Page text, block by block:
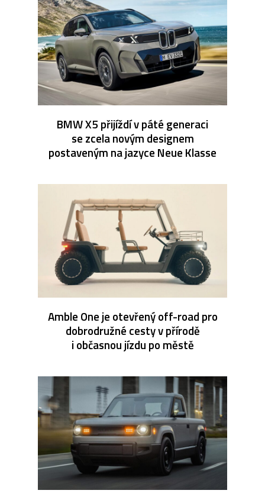
BMW X5 přijíždí v páté generaci
se zcela novým designem
postaveným na jazyce Neue Klasse
Amble One je otevřený off-road pro
dobrodružné cesty v přírodě
i občasnou jízdu po městě